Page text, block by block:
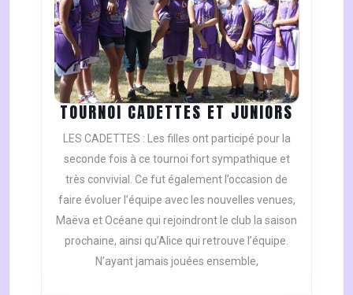
TOURNOI CADETTES ET JUNIORS
LES CADETTES : Les filles ont participé pour la
seconde fois à ce tournoi fort sympathique et
très convivial. Ce fut également l’occasion de
faire évoluer l’équipe avec les nouvelles venues,
Maëva et Océane qui rejoindront le club la saison
prochaine, ainsi qu’Alice qui retrouve l’équipe.
N’ayant jamais jouées ensemble,